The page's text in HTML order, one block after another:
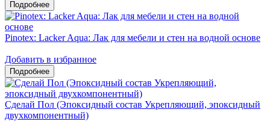
Pinotex: Lacker Aqua: Лак для мебели и стен на водной основе
Добавить в избранное
Сделай Пол (Эпоксидный состав Укрепляющий, эпоксидный
двухкомпонентный)